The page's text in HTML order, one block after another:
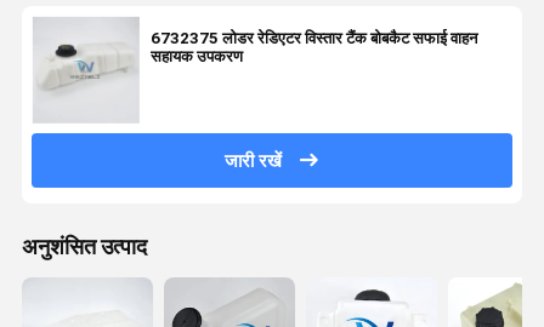
6732375 लोडर रेडिएटर विस्तार टैंक बोबकैट सफाई वाहन
सहायक उपकरण
जारी रखें
अनुशंसित उत्पाद